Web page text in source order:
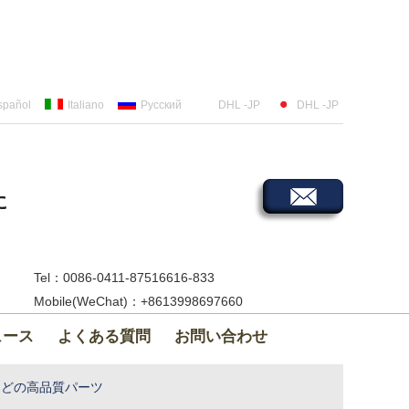
Italiano Русский DHL -JP DHL -JP
Tel：0086-0411-87516616-833
Mobile(WeChat)：+8613998697660
ス よくある質問 お問い合わせ
の高品質パーツ